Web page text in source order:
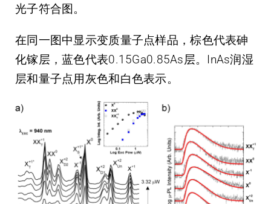
光子符合图。
在同一图中显示变质量子点样品，棕色代表砷
化镓层，蓝色代表0.15Ga0.85As层。InAs润湿
层和量子点用灰色和白色表示。